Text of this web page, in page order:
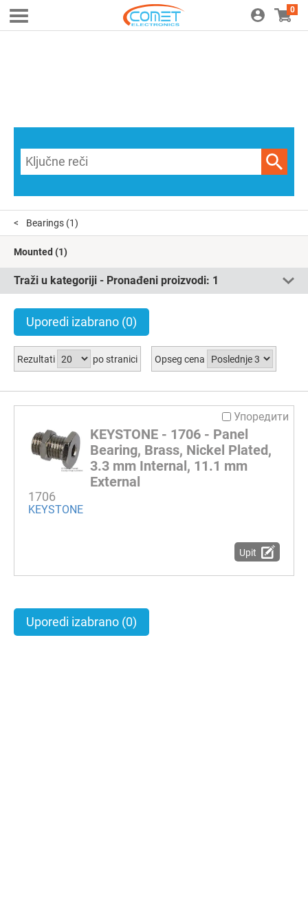
0
Bearings (1)
Mounted (1)
Traži u kategoriji - Pronađeni proizvodi: 1
Uporedi izabrano (0)
Rezultati po stranici Opseg cena
Упоредити
KEYSTONE - 1706 - Panel
Bearing, Brass, Nickel Plated,
3.3 mm Internal, 11.1 mm
External
1706
KEYSTONE
Upit
Uporedi izabrano (0)